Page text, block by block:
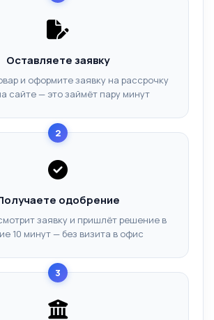
Оставляете заявку
и оформите заявку на рассрочку
сайте — это займёт пару минут
2
одобрение
заявку и пришлёт решение в
10 минут — без визита в офис
3